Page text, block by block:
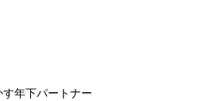
年下パートナー